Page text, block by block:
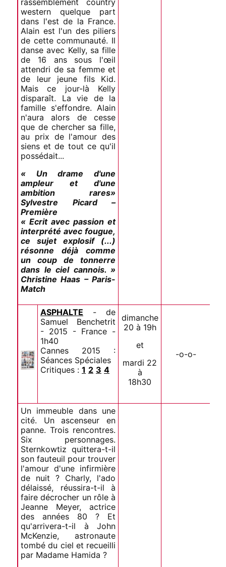
rassemblement country
western quelque part
dans l'est de la France.
Alain est l'un des piliers
de cette communauté. Il
danse avec Kelly, sa fille
de 16 ans sous l'œil
attendri de sa femme et
de leur jeune fils Kid.
Mais ce jour-là Kelly
disparaît. La vie de la
famille s'effondre. Alain
n'aura alors de cesse
que de chercher sa fille,
au prix de l'amour des
siens et de tout ce qu'il
possédait...
« Un drame d'une
ampleur et d'une
ambition rares»
Sylvestre Picard –
Première
« Ecrit avec passion et
interprété avec fougue,
ce sujet explosif (...)
résonne déjà comme
un coup de tonnerre
dans le ciel cannois. »
Christine Haas – Paris-
Match
ASPHALTE - de
Samuel Benchetrit
- 2015 - France -
1h40
Cannes 2015 :
Séances Spéciales
Critiques : 1 2 3 4
dimanche
20 à 19h
et
mardi 22
à
18h30
-o-o-
Un immeuble dans une
cité. Un ascenseur en
panne. Trois rencontres.
Six personnages.
Sternkowtiz quittera-t-il
son fauteuil pour trouver
l'amour d'une infirmière
de nuit ? Charly, l'ado
délaissé, réussira-t-il à
faire décrocher un rôle à
Jeanne Meyer, actrice
des années 80 ? Et
qu'arrivera-t-il à John
McKenzie, astronaute
tombé du ciel et recueilli
par Madame Hamida ?